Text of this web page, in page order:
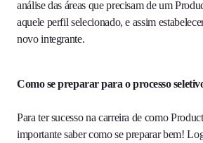
análise das áreas que precisam de um
aquele perfil selecionado, e assim
novo integrante.
Como se preparar para o processo
Para ter sucesso na carreira de como
importante saber como se preparar bem!